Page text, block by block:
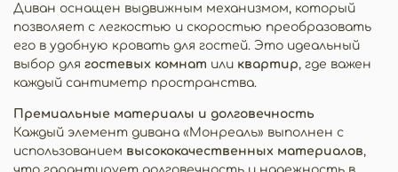
Диван оснащен выдвижным механизмом, который
позволяет с легкостью и скоростью преобразовать
его в удобную кровать для гостей. Это идеальный
выбор для гостевых комнат или квартир, где важен
каждый сантиметр пространства.
Премиальные материалы и долговечность
Каждый элемент дивана «Монреаль» выполнен с
использованием высококачественных материалов,